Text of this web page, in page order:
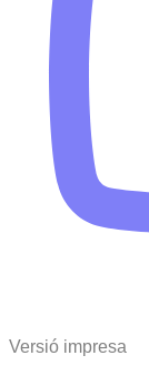
Versió impresa